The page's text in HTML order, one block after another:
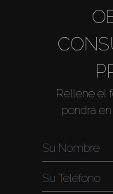
Rellene el
pondrá